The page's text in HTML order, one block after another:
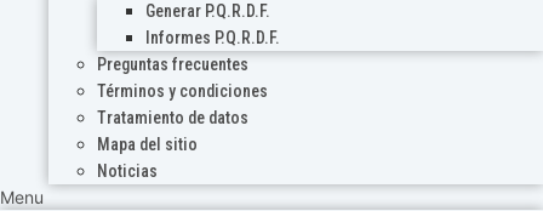
Generar P.Q.R.D.F.
Informes P.Q.R.D.F.
Preguntas frecuentes
Términos y condiciones
Tratamiento de datos
Mapa del sitio
Noticias
Menu